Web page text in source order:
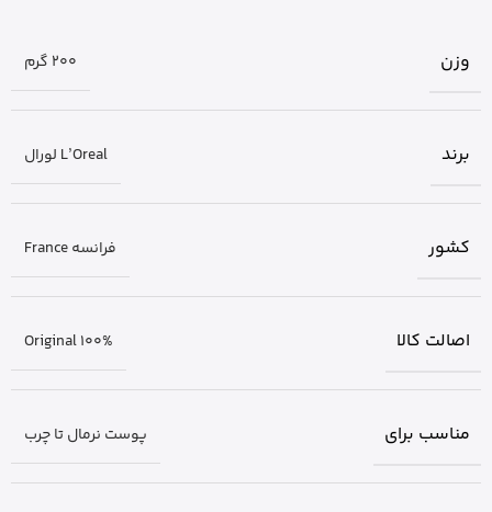
وزن 200 گرم
برند L’Oreal لورال
کشور فرانسه France
اصالت کالا Original 100%
مناسب برای پوست نرمال تا چرب